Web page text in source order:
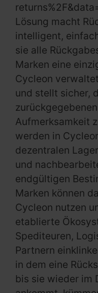
Lösung macht
intelligent,
sie alle
Marken eine
Cycleon
und stellt sicher,
Aufmerksamkeit
werden in
dezentralen
und
endgültigen
Marken können
Cycleon nutzen
etablierte
Spediteuren,
Partnern
in dem eine
bis sie wieder im